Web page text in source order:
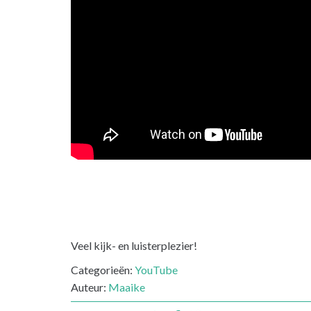
Veel kijk- en luisterplezier!
Categorieën: YouTube
Auteur: Maaike